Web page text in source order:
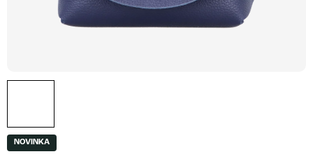
NOVINKA